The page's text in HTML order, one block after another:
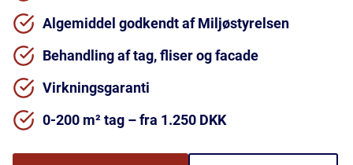
Algemiddel godkendt af Miljøstyrelsen
Behandling af tag, fliser og facade
Virkningsgaranti
0-200 m² tag – fra 1.250 DKK